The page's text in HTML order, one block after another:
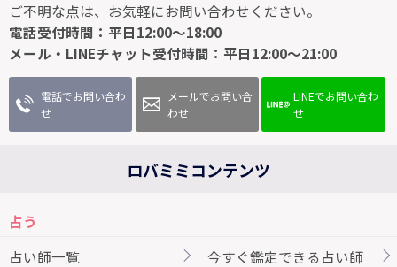
ご不明な点は、お気軽にお問い合わせください。
電話受付時間：平日12:00～18:00
メール・LINEチャット受付時間：平日12:00～21:00
電話でお問い合わ
せ
メールでお問い合
わせ
LINEでお問い合わ
せ
ロバミミコンテンツ
占う
占い師一覧
今すぐ鑑定できる占い師